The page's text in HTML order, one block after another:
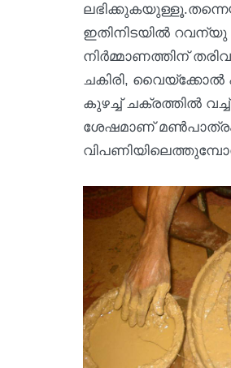
ഇതിനിടയിൽ റവന്യു
നിർമ്മാണത്തിന്
ചകിരി,
കുഴച്ച് ചക്രത്തിൽ
ശേഷമാണ്